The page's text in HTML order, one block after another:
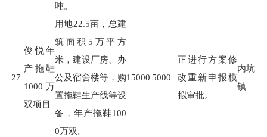
吨。
27
俊悦年
产拖鞋
1000万
双项目
用地22.5亩，总建
筑面积 5 万平方
米，建设厂房、办
公及宿舍楼等，购
置拖鞋生产线等设
备，年产拖鞋100
0万双。
15000 5000
正进行方案修
改重新申报模
拟审批。
内坑
镇